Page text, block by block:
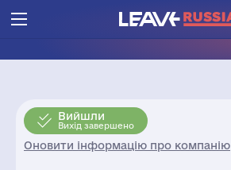
Вийшли
Вихід завершено
Оновити інформацію про компанію